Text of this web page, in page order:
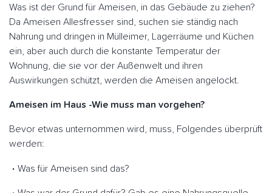
Was ist der Grund für Ameisen, in das Gebäude zu ziehen?
Da Ameisen Allesfresser sind, suchen sie ständig nach
Nahrung und dringen in Mülleimer, Lagerräume und Küchen
ein, aber auch durch die konstante Temperatur der
Wohnung, die sie vor der Außenwelt und ihren
Auswirkungen schützt, werden die Ameisen angelockt.
Ameisen im Haus -Wie muss man vorgehen?
Bevor etwas unternommen wird, muss, Folgendes überprüft
werden:
Was für Ameisen sind das?